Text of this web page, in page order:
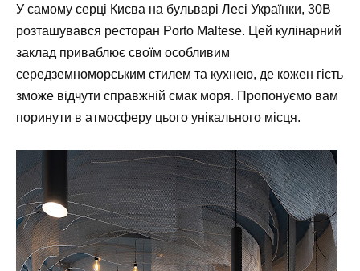
У самому серці Києва на бульварі Лесі Українки, 30В
розташувався ресторан Porto Maltese. Цей кулінарний
заклад приваблює своїм особливим
середземноморським стилем та кухнею, де кожен гість
зможе відчути справжній смак моря. Пропонуємо вам
поринути в атмосферу цього унікального місця.